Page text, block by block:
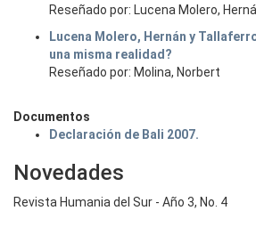
Reseñado por: Lucena Molero,
Lucena Molero, Hernán y
una misma realidad?
Reseñado por: Molina, Norbert
Documentos
Declaración de Bali 2007.
Novedades
Revista Humania del Sur - Año 3, No. 4